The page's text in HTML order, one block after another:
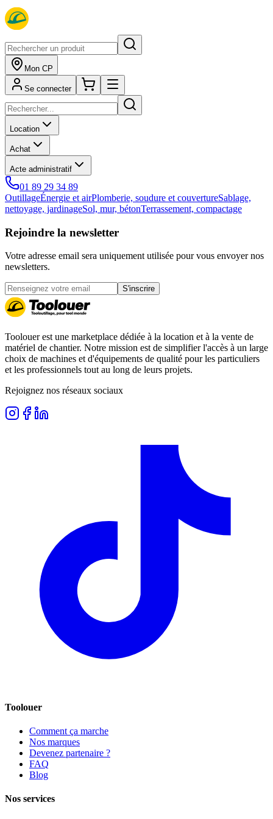
Mon CP
Se connecter
Location
Achat
Acte administratif
01 89 29 34 89
OutillageÉnergie et airPlomberie, soudure et couvertureSablage,
nettoyage, jardinageSol, mur, bétonTerrassement, compactage
Rejoindre la newsletter
Votre adresse email sera uniquement utilisée pour vous envoyer nos
newsletters.
S'inscrire
Toolouer est une marketplace dédiée à la location et à la vente de
matériel de chantier. Notre mission est de simplifier l'accès à un large
choix de machines et d'équipements de qualité pour les particuliers
et les professionnels tout au long de leurs projets.
Rejoignez nos réseaux sociaux
Toolouer
Comment ça marche
Nos marques
Devenez partenaire ?
FAQ
Blog
Nos services